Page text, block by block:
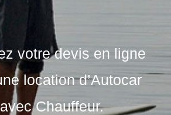
votre devis en ligne
location d’Autocar
avec Chauffeur.